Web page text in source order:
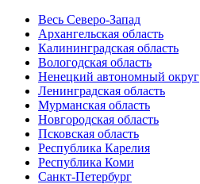
Весь Северо-Запад
Архангельская область
Калининградская область
Вологодская область
Ненецкий автономный округ
Ленинградская область
Мурманская область
Новгородская область
Псковская область
Республика Карелия
Республика Коми
Санкт-Петербург